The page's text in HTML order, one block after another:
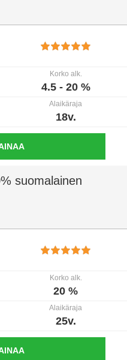
Korko alk.
4.5 - 20 %
Alaikäraja
18v.
suomalainen
Korko alk.
20 %
Alaikäraja
25v.